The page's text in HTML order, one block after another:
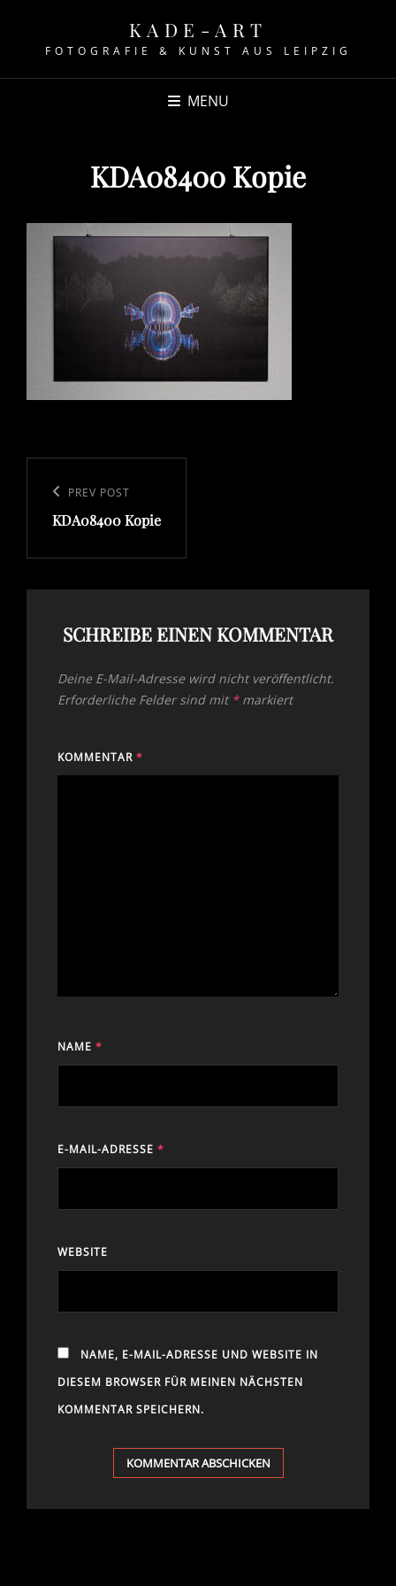
KADE-ART
FOTOGRAFIE & KUNST AUS LEIPZIG
MENU
KDA08400 Kopie
Previous
Post
PREV POST
KDA08400 Kopie
SCHREIBE EINEN KOMMENTAR
Deine E-Mail-Adresse wird nicht veröffentlicht.
Erforderliche Felder sind mit *markiert
KOMMENTAR *
NAME *
E-MAIL-ADRESSE *
WEBSITE
NAME, E-MAIL-ADRESSE UND WEBSITE IN
DIESEM BROWSER FÜR MEINEN NÄCHSTEN
KOMMENTAR SPEICHERN.